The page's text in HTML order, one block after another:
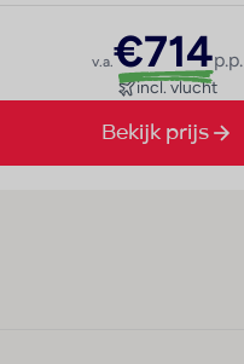
v.a.€714p.p.
incl. vlucht
Bekijk prijs